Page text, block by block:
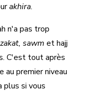
akhira.
n'a pas trop
sawm et hajj
C'est tout après
au premier niveau
plus si vous